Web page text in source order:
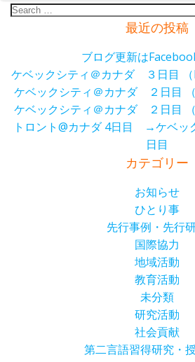
Search
最近の投稿
ブログ更新は
ケベックシティ＠カナダ ３日目 （
ケベックシティ＠カナダ ２日目
ケベックシティ＠カナダ ２日目
トロント@カナダ 4日目 →ケベッ
日目
カテゴリー
お知らせ
ひとり事
先行事例・先行
国際協力
地域活動
教育活動
未分類
研究活動
社会貢献
第二言語習得研究・